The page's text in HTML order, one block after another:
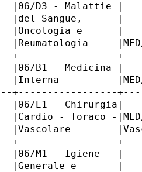
D3 - Malattie
Sangue,
e   |Oncologia e
+-----------------
e   |06/B1 -
|Interna
+-----------------
E1 -
|Cardio - Toraco -
|Vascolare
+-----------------
M1 - Igiene
e